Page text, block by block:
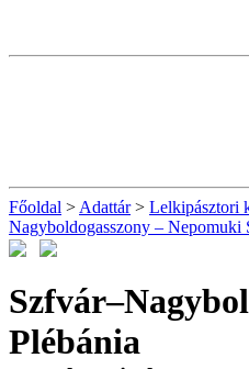
Főoldal > Adattár> Lelkipásztori
Nagyboldogasszony – Nepomuki
Plébánia